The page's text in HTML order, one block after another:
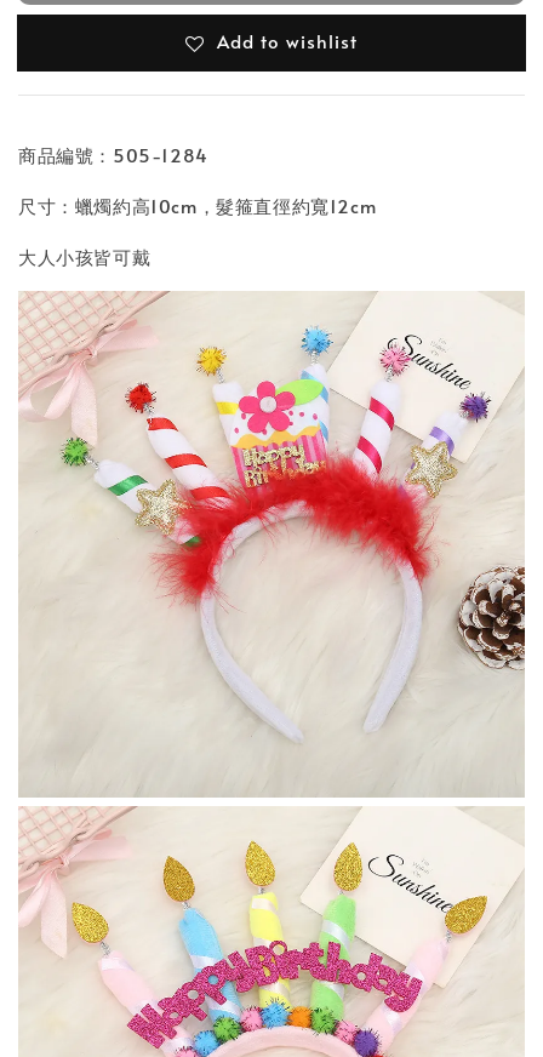
Add to wishlist
商品編號：505-1284
尺寸：蠟燭約高10cm，髮箍直徑約寬12cm
大人小孩皆可戴